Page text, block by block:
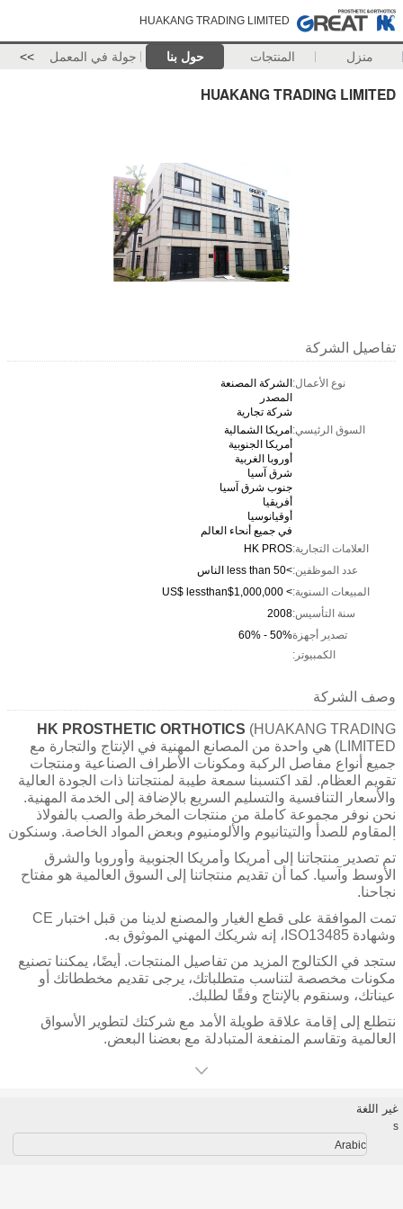
HUAKANG TRADING LIMITED
منزل المنتجات حول بنا جولة في المعمل >>
HUAKANG TRADING LIMITED
تفاصيل الشركة
نوع الأعمال:الشركة المصنعة
المصدر
شركة تجارية
السوق الرئيسي:امريكا الشمالية
أمريكا الجنوبية
أوروبا الغربية
شرق آسيا
جنوب شرق آسيا
أفريقيا
أوقيانوسيا
في جميع أنحاء العالم
العلامات التجارية:HK PROS
عدد الموظفين:>less than 50 الناس
المبيعات السنوية:> US$ lessthan$1,000,000
سنة التأسيس:2008
تصدير أجهزة
الكمبيوتر:
50% - 60%
وصف الشركة
HK PROSTHETIC ORTHOTICS (HUAKANG TRADING
LIMITED) هي واحدة من المصانع المهنية في الإنتاج والتجارة مع
جميع أنواع مفاصل الركبة ومكونات الأطراف الصناعية ومنتجات
تقويم العظام. لقد اكتسبنا سمعة طيبة لمنتجاتنا ذات الجودة العالية
والأسعار التنافسية والتسليم السريع بالإضافة إلى الخدمة المهنية.
نحن نوفر مجموعة كاملة من منتجات المخرطة والصب بالفولاذ
المقاوم للصدأ والتيتانيوم والألومنيوم وبعض المواد الخاصة. وسنكون
أكثر شمولاً في المستقبل.
تم تصدير منتجاتنا إلى أمريكا وأمريكا الجنوبية وأوروبا والشرق
الأوسط وآسيا. كما أن تقديم منتجاتنا إلى السوق العالمية هو مفتاح
نجاحنا.
تمت الموافقة على قطع الغيار والمصنع لدينا من قبل اختبار CE
وشهادة ISO13485، إنه شريكك المهني الموثوق به.
ستجد في الكتالوج المزيد من تفاصيل المنتجات. أيضًا، يمكننا تصنيع
مكونات مخصصة لتناسب متطلباتك، يرجى تقديم مخططاتك أو
عيناتك، وسنقوم بالإنتاج وفقًا لطلبك.
نتطلع إلى إقامة علاقة طويلة الأمد مع شركتك لتطوير الأسواق
العالمية وتقاسم المنفعة المتبادلة مع بعضنا البعض.
غير اللغة
s
Arabic